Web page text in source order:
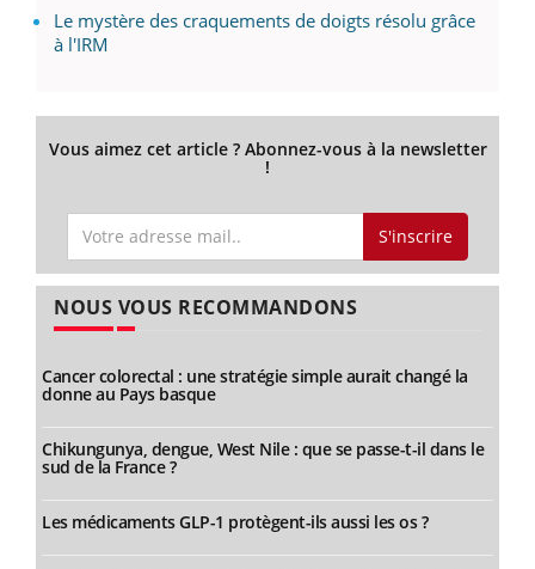
Le mystère des craquements de doigts résolu grâce
à l'IRM
Vous aimez cet article ? Abonnez-vous à la newsletter
!
S'inscrire
NOUS VOUS RECOMMANDONS
Cancer colorectal : une stratégie simple aurait changé la
donne au Pays basque
Chikungunya, dengue, West Nile : que se passe-t-il dans le
sud de la France ?
Les médicaments GLP-1 protègent-ils aussi les os ?